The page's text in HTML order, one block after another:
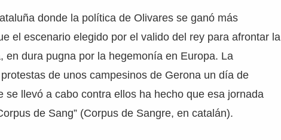
donde la política de Olivares se ganó más
el escenario elegido por el valido del rey para afrontar la
en dura pugna por la hegemonía en Europa. La
de unos campesinos de Gerona un día de
se llevó a cabo contra ellos ha hecho que esa jornada
de Sang” (Corpus de Sangre, en catalán).